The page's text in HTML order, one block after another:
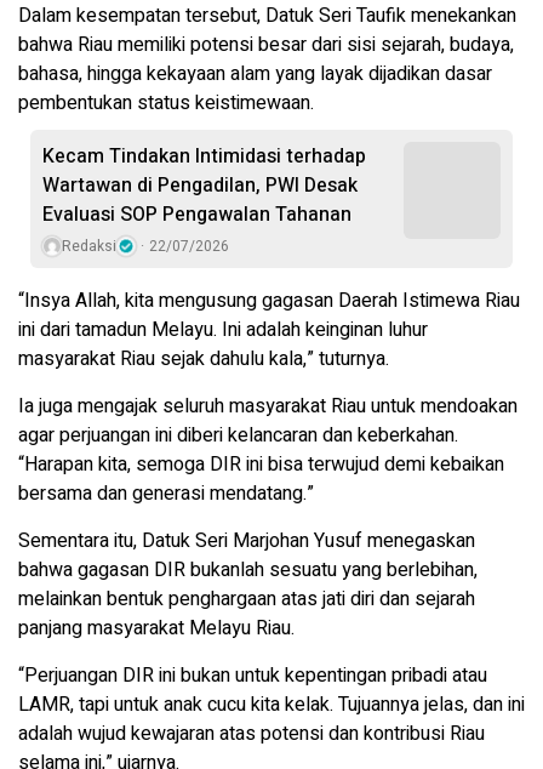
Dalam kesempatan tersebut, Datuk Seri Taufik menekankan
bahwa Riau memiliki potensi besar dari sisi sejarah, budaya,
bahasa, hingga kekayaan alam yang layak dijadikan dasar
pembentukan status keistimewaan.
Kecam Tindakan Intimidasi terhadap
Wartawan di Pengadilan, PWI Desak
Evaluasi SOP Pengawalan Tahanan
Redaksi 22/07/2026
“Insya Allah, kita mengusung gagasan Daerah Istimewa Riau
ini dari tamadun Melayu. Ini adalah keinginan luhur
masyarakat Riau sejak dahulu kala,” tuturnya.
Ia juga mengajak seluruh masyarakat Riau untuk mendoakan
agar perjuangan ini diberi kelancaran dan keberkahan.
“Harapan kita, semoga DIR ini bisa terwujud demi kebaikan
bersama dan generasi mendatang.”
Sementara itu, Datuk Seri Marjohan Yusuf menegaskan
bahwa gagasan DIR bukanlah sesuatu yang berlebihan,
melainkan bentuk penghargaan atas jati diri dan sejarah
panjang masyarakat Melayu Riau.
“Perjuangan DIR ini bukan untuk kepentingan pribadi atau
LAMR, tapi untuk anak cucu kita kelak. Tujuannya jelas, dan ini
adalah wujud kewajaran atas potensi dan kontribusi Riau
selama ini,” ujarnya.